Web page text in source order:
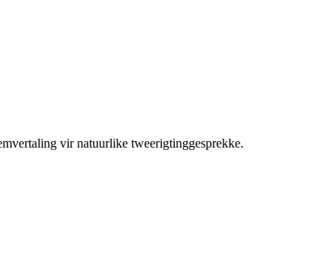
vir natuurlike tweerigtinggesprekke.